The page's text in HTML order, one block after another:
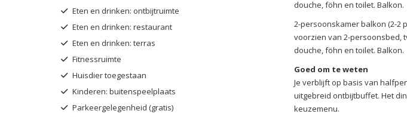
Eten en drinken: ontbijtruimte
Eten en drinken: restaurant
Eten en drinken: terras
Fitnessruimte
Huisdier toegestaan
Kinderen: buitenspeelplaats
Parkeergelegenheid (gratis)
douche, föhn en toilet. Balkon.
2-persoonskamer balkon (2-2
voorzien van 2-persoonsbed,
douche, föhn en toilet. Balkon.
Goed om te weten
Je verblijft op basis van
uitgebreid ontbijtbuffet. Het
keuzemenu.